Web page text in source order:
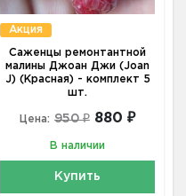
Акция
Саженцы ремонтантной
малины Джоан Джи (Joan
J) (Красная) - комплект 5
шт.
Цена: 950 ₽ 880 ₽
В наличии
Купить